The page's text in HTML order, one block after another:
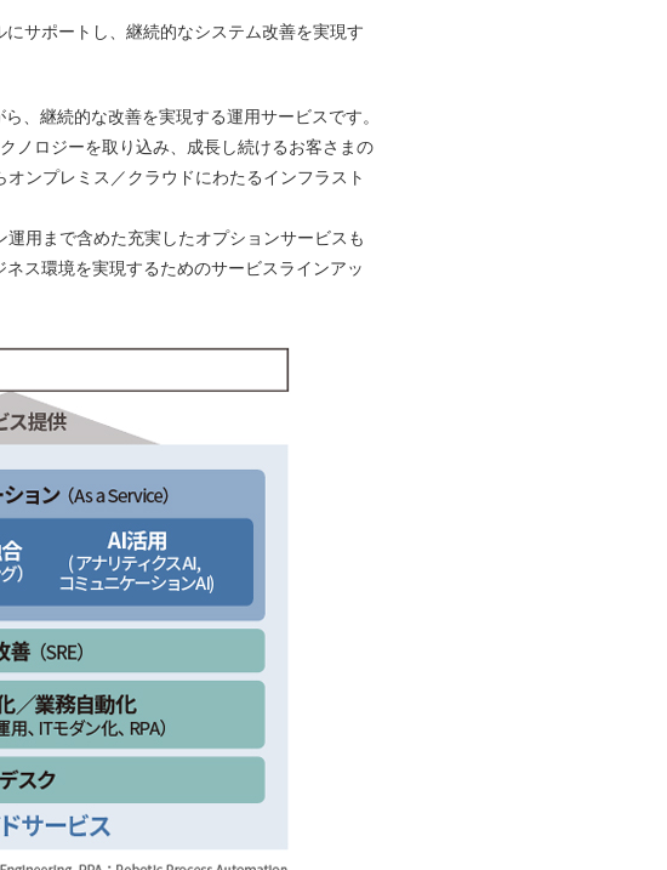
サポートし、継続的なシステム改善を実現す
、継続的な改善を実現する運用サービスです。
ノロジーを取り込み、成長し続けるお客さまの
ンプレミス／クラウドにわたるインフラスト
用まで含めた充実したオプションサービスも
ス環境を実現するためのサービスラインアッ